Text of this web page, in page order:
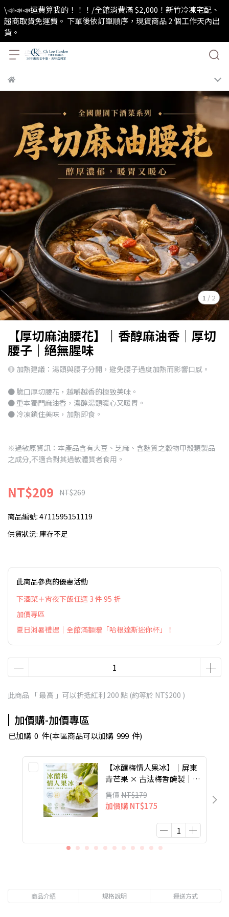
\📣📣📣運費算我的！！！/全館消費滿 $2,000！新竹冷凍宅配、
超商取貨免運費。 下單後依訂單順序，現貨商品 2 個工作天內出
貨。
1 / 2
【厚切麻油腰花】｜香醇麻油香│厚切
腰子│絕無腥味
🔴 加熱建議：湯頭與腰子分開，避免腰子過度加熱而影響口感。
● 脆口厚切腰花，越嚼越香的極致美味。
● 重本獨門麻油香，濃醇湯頭暖心又暖胃。
● 冷凍鎖住美味，加熱即食。
※過敏原資訊：本產品含有大豆、芝麻、含麩質之穀物甲殼類製品
之成分,不適合對其過敏體質者食用。
NT$209 NT$269
商品編號: 4711595151119
供貨狀況: 庫存不足
此商品參與的優惠活動
下酒菜＋宵夜下飯任選 3 件 95 折
加價專區
夏日消暑禮遇｜全館滿額贈「哈根達斯迷你杯」！
此商品 「 最高 」可以折抵紅利 200 點 (約等於 NT$200 )
加價購-加價專區
已加購 0 件(本區商品可以加購 999 件)
【冰釀梅情人果冰】｜屏東
青芒果 × 古法梅香醃製｜冰
涼酸甜｜爽脆開胃
售價 NT$179
加價購NT$175
商品介紹 規格說明 運送方式